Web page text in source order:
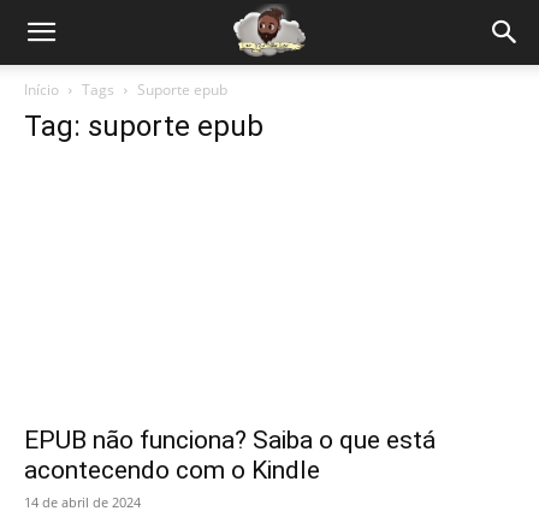
Início Tags Suporte epub
Tag: suporte epub
EPUB não funciona? Saiba o que está
acontecendo com o Kindle
14 de abril de 2024